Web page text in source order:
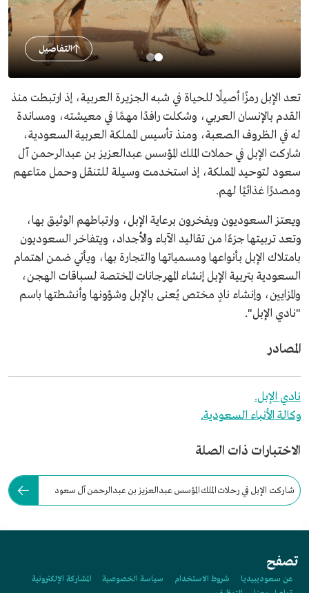
التفاصيل
تعد الإبل رمزًا أصيلًا للحياة في شبه الجزيرة العربية، إذ ارتبطت منذ
القدم بالإنسان العربي، وشكلت رافدًا مهمًا في معيشته، ومساندة
له في الظروف الصعبة، ومنذ تأسيس المملكة العربية السعودية،
شاركت الإبل في حملات الملك المؤسس عبدالعزيز بن عبدالرحمن آل
سعود لتوحيد المملكة، إذ استخدمت وسيلة للتنقل وحمل متاعهم
ومصدرًا غذائيًا لهم.
ويعتز السعوديون ويفخرون برعاية الإبل، وارتباطهم الوثيق بها،
وتعد تربيتها جزءًا من تقاليد الآباء والأجداد، ويتفاخر السعوديون
بامتلاك الإبل بأنواعها ومسمياتها والتجارة بها، ويأتي ضمن اهتمام
السعودية بتربية الإبل إنشاء المهرجانات المختصة لسباقات الهجن،
والمزايين، وإنشاء نادٍ مختص يُعنى بالإبل وشؤونها وأنشطتها باسم
"نادي الإبل".
المصادر
نادي الإبل.
وكالة الأنباء السعودية.
الاختبارات ذات الصلة
شاركت الإبل في رحلات الملك المؤسس عبدالعزيز بن عبدالرحمن آل سعود
تصفح
عن سعوديبيديا شروط الاستخدام سياسة الخصوصية
المشاركة الإلكترونية